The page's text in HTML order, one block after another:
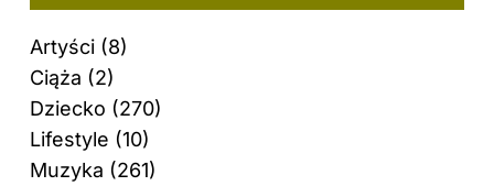
Artyści (8)
Ciąża (2)
Dziecko (270)
Lifestyle (10)
Muzyka (261)